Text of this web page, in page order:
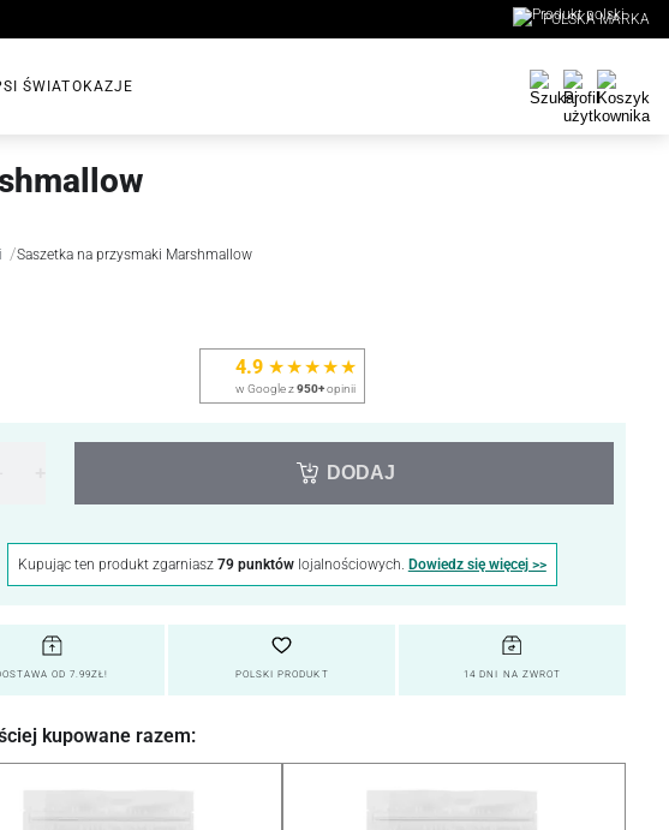
POLSKA MARKA
ŚWIATOKAZJE
/Saszetka na przysmaki Marshmallow
4.9 ★★★★★
w Google z950+opinii
DODAJ
Kupując ten produkt zgarniasz 79 punktówlojalnościowych. Dowiedz się więcej >>
OD 7.99ZŁ! POLSKI PRODUKT 14 DNI NA ZWROT
kupowane razem: